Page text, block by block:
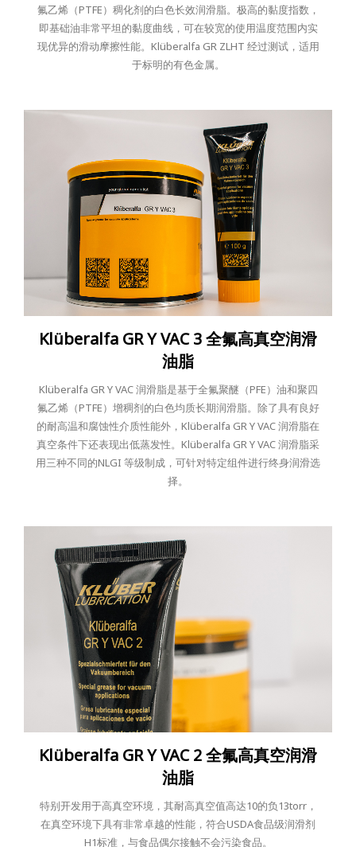
氟乙烯（PTFE）稠化剂的白色长效润滑脂。极高的黏度指数，
即基础油非常平坦的黏度曲线，可在较宽的使用温度范围内实
现优异的滑动摩擦性能。Klüberalfa GR ZLHT 经过测试，适用
于标明的有色金属。
Klüberalfa GR Y VAC 3 全氟高真空润滑
油脂
Klüberalfa GR Y VAC 润滑脂是基于全氟聚醚（PFE）油和聚四
氟乙烯（PTFE）增稠剂的白色均质长期润滑脂。除了具有良好
的耐高温和腐蚀性介质性能外，Klüberalfa GR Y VAC 润滑脂在
真空条件下还表现出低蒸发性。Klüberalfa GR Y VAC 润滑脂采
用三种不同的NLGI 等级制成，可针对特定组件进行终身润滑选
择。
Klüberalfa GR Y VAC 2 全氟高真空润滑
油脂
特别开发用于高真空环境，其耐高真空值高达10的负13torr，
在真空环境下具有非常卓越的性能，符合USDA食品级润滑剂
H1标准，与食品偶尔接触不会污染食品。